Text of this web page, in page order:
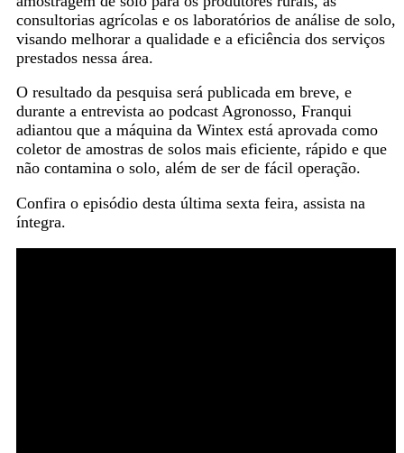
consultorias agrícolas e os laboratórios de análise de solo,
visando melhorar a qualidade e a eficiência dos serviços
prestados nessa área.
O resultado da pesquisa será publicada em breve, e
durante a entrevista ao podcast Agronosso, Franqui
adiantou que a máquina da Wintex está aprovada como
coletor de amostras de solos mais eficiente, rápido e que
não contamina o solo, além de ser de fácil operação.
Confira o episódio desta última sexta feira, assista na
íntegra.